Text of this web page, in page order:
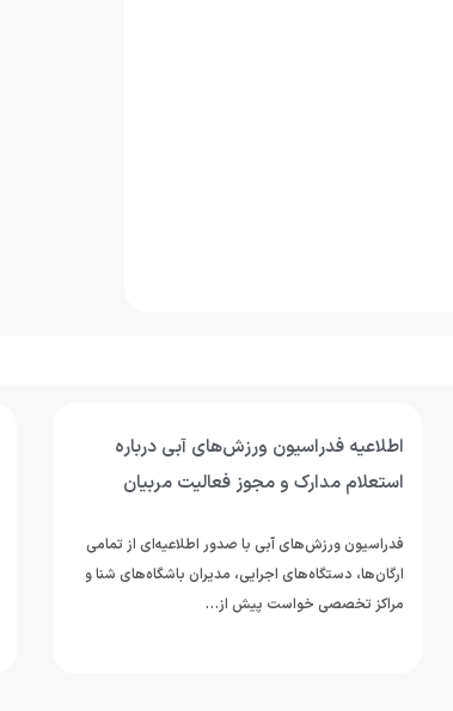
اطلاعیه فدراسیون ورزش‌های آبی درباره
استعلام مدارک و مجوز فعالیت مربیان
فدراسیون ورزش‌های آبی با صدور اطلاعیه‌ای از تمامی
ارگان‌ها، دستگاه‌های اجرایی، مدیران باشگاه‌های شنا و
مراکز تخصصی خواست پیش از…